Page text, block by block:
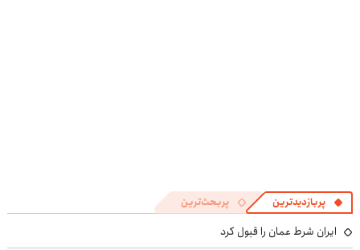
پربازدیدترین پربحث‌ترین
ایران شرط عمان را قبول کرد